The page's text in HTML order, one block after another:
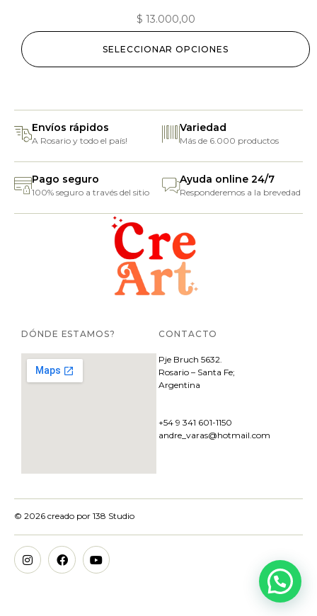
$ 13.000,00
SELECCIONAR OPCIONES
Envíos rápidos
A Rosario y todo el país!
Variedad
Más de 6.000 productos
Pago seguro
100% seguro a través del sitio
Ayuda online 24/7
Responderemos a la brevedad
DÓNDE ESTAMOS? CONTACTO
Pje Bruch 5632.
Rosario – Santa Fe;
Argentina
+54 9 341 601-1150
andre_varas@hotmail.com
© 2026 creado por 138 Studio